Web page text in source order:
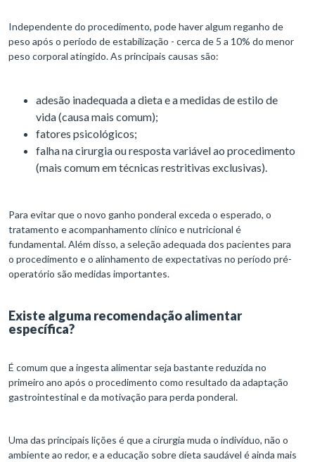
Independente do procedimento, pode haver algum reganho de
peso após o período de estabilização - cerca de 5 a 10% do menor
peso corporal atingido. As principais causas são:
adesão inadequada a dieta e a medidas de estilo de
vida (causa mais comum);
fatores psicológicos;
falha na cirurgia ou resposta variável ao procedimento
(mais comum em técnicas restritivas exclusivas).
Para evitar que o novo ganho ponderal exceda o esperado, o
tratamento e acompanhamento clínico e nutricional é
fundamental. Além disso, a seleção adequada dos pacientes para
o procedimento e o alinhamento de expectativas no período pré-
operatório são medidas importantes.
Existe alguma recomendação alimentar
específica?
É comum que a ingesta alimentar seja bastante reduzida no
primeiro ano após o procedimento como resultado da adaptação
gastrointestinal e da motivação para perda ponderal.
Uma das principais lições é que a cirurgia muda o indivíduo, não o
ambiente ao redor, e a educação sobre dieta saudável é ainda mais